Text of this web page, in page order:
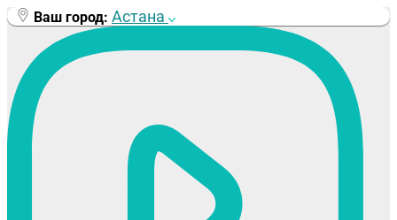
Перейти
содержимому
Ваш город: Астана